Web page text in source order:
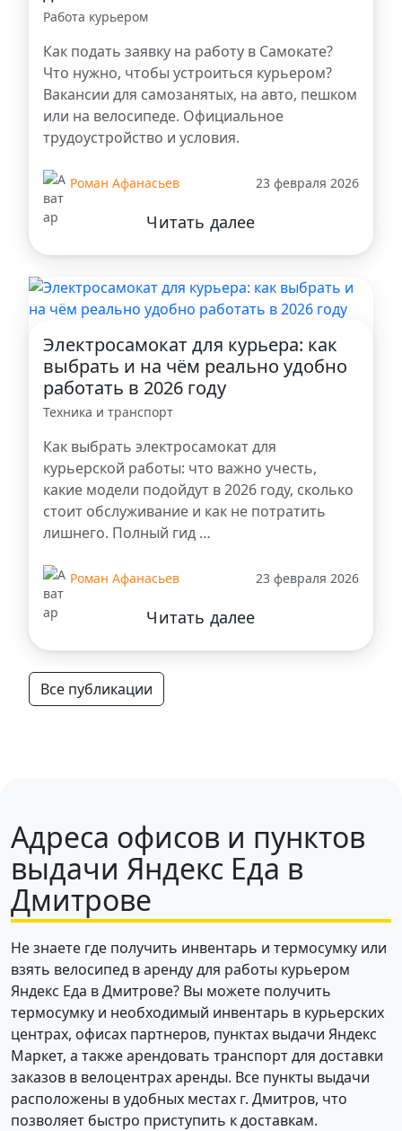
Работа курьером
Как подать заявку на работу в Самокате?
Что нужно, чтобы устроиться курьером?
Вакансии для самозанятых, на авто, пешком
или на велосипеде. Официальное
трудоустройство и условия.
Роман Афанасьев 23 февраля 2026
Читать далее
Электросамокат для курьера: как
выбрать и на чём реально удобно
работать в 2026 году
Техника и транспорт
Как выбрать электросамокат для
курьерской работы: что важно учесть,
какие модели подойдут в 2026 году, сколько
стоит обслуживание и как не потратить
лишнего. Полный гид …
Роман Афанасьев 23 февраля 2026
Читать далее
Все публикации
Адреса офисов и пунктов
выдачи Яндекс Еда в
Дмитрове
Не знаете где получить инвентарь и термосумку или
взять велосипед в аренду для работы курьером
Яндекс Еда в Дмитрове? Вы можете получить
термосумку и необходимый инвентарь в курьерских
центрах, офисах партнеров, пунктах выдачи Яндекс
Маркет, а также арендовать транспорт для доставки
заказов в велоцентрах аренды. Все пункты выдачи
расположены в удобных местах г. Дмитров, что
позволяет быстро приступить к доставкам.